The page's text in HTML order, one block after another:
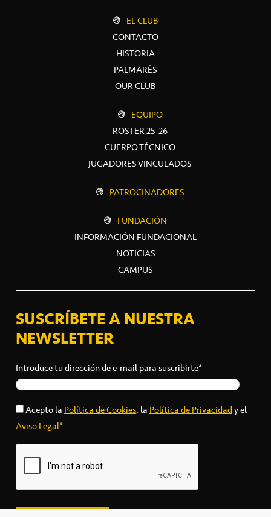
EL CLUB
CONTACTO
HISTORIA
PALMARÉS
OUR CLUB
EQUIPO
ROSTER 25-26
CUERPO TÉCNICO
JUGADORES VINCULADOS
PATROCINADORES
FUNDACIÓN
INFORMACIÓN FUNDACIONAL
NOTICIAS
CAMPUS
SUSCRÍBETE A NUESTRA
NEWSLETTER
Introduce tu dirección de e-mail para suscribirte*
Acepto la Política de Cookies, la Política de Privacidady el
Aviso Legal*